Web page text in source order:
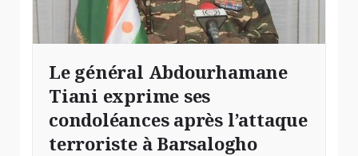
Le général Abdourhamane
Tiani exprime ses
condoléances après l’attaque
terroriste à Barsalogho